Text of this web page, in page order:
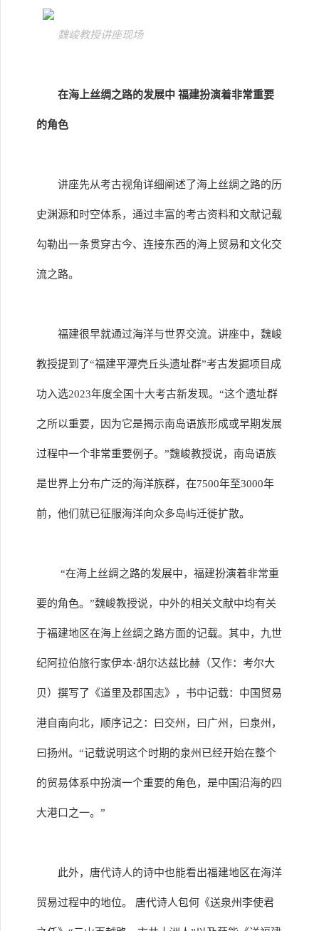
魏峻教授讲座现场
在海上丝绸之路的发展中 福建扮演着非常重要
的角色
讲座先从考古视角详细阐述了海上丝绸之路的历
史渊源和时空体系，通过丰富的考古资料和文献记载
勾勒出一条贯穿古今、连接东西的海上贸易和文化交
流之路。
福建很早就通过海洋与世界交流。讲座中，魏峻
教授提到了“福建平潭壳丘头遗址群”考古发掘项目成
功入选2023年度全国十大考古新发现。“这个遗址群
之所以重要，因为它是揭示南岛语族形成或早期发展
过程中一个非常重要例子。”魏峻教授说，南岛语族
是世界上分布广泛的海洋族群，在7500年至3000年
前，他们就已征服海洋向众多岛屿迁徙扩散。
“在海上丝绸之路的发展中，福建扮演着非常重
要的角色。”魏峻教授说，中外的相关文献中均有关
于福建地区在海上丝绸之路方面的记载。其中，九世
纪阿拉伯旅行家伊本·胡尔达兹比赫（又作：考尔大
贝）撰写了《道里及郡国志》，书中记载：中国贸易
港自南向北，顺序记之：曰交州，曰广州，曰泉州，
曰扬州。“记载说明这个时期的泉州已经开始在整个
的贸易体系中扮演一个重要的角色，是中国沿海的四
大港口之一。”
此外，唐代诗人的诗中也能看出福建地区在海洋
贸易过程中的地位。 唐代诗人包何《送泉州李使君